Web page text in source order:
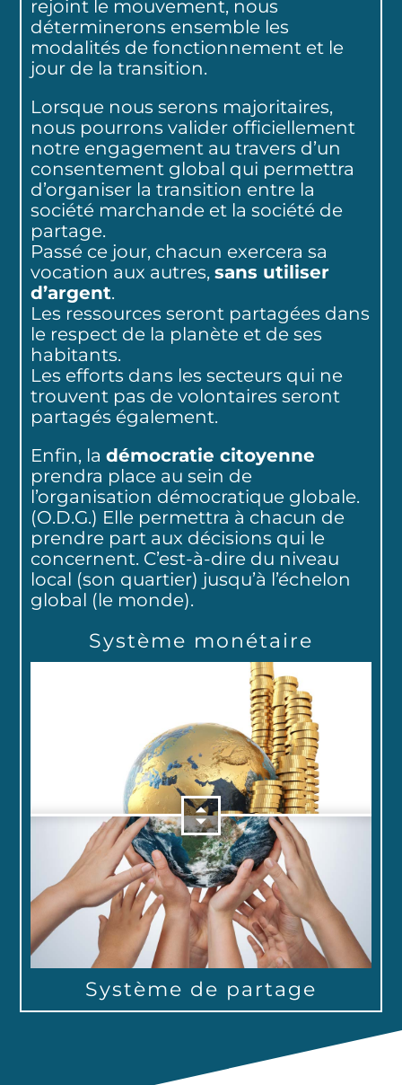
rejoint le mouvement, nous
déterminerons ensemble les
modalités de fonctionnement et le
jour de la transition.
Lorsque nous serons majoritaires,
nous pourrons valider officiellement
notre engagement au travers d’un
consentement global qui permettra
d’organiser la transition entre la
société marchande et la société de
partage.
Passé ce jour, chacun exercera sa
vocation aux autres,sans utiliser
d’argent.
Les ressources seront partagées dans
le respect de la planète et de ses
habitants.
Les efforts dans les secteurs qui ne
trouvent pas de volontaires seront
partagés également.
Enfin, ladémocratie citoyenne
prendra place au sein de
l’organisation démocratique globale.
(O.D.G.) Elle permettra à chacun de
prendre part aux décisions qui le
concernent. C’est-à-dire du niveau
local (son quartier) jusqu’à l’échelon
global (le monde).